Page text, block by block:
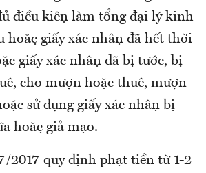
điều kiện làm tổng đại lý kinh
hoặc giấy xác nhận đã hết thời
giấy xác nhận đã bị tước, bị
cho mượn hoặc thuê, mượn
sử dụng giấy xác nhận bị
hoặc giả mạo.
2017 quy định phạt tiền từ 1-2